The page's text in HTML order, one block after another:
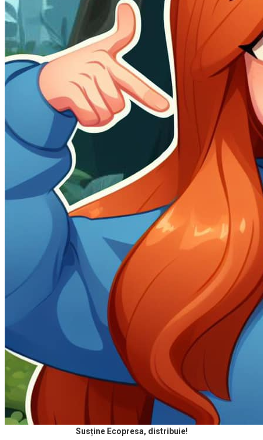
Susține Ecopresa, distribuie!